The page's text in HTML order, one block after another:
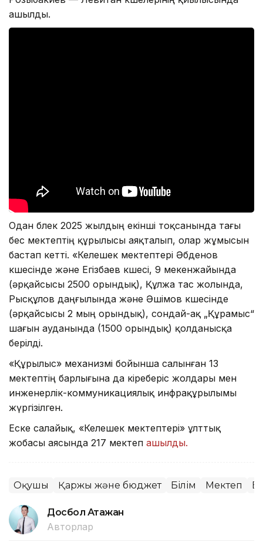
ашылды.
Одан бөлек 2025 жылдың екінші тоқсанында тағы
бес мектептің құрылысы аяқталып, олар жұмысын
бастап кетті. «Келешек мектептері Әбденов
көшесінде және Егізбаев көшесі, 9 мекенжайында
(әрқайсысы 2500 орындық), Құлжа тас жолында,
Рысқұлов даңғылында және Әшімов көшесінде
(әрқайсысы 2 мың орындық), сондай-ақ „Құрамыс“
шағын ауданында (1500 орындық) қолданысқа
берілді.
«Құрылыс» механизмі бойынша салынған 13
мектептің барлығына да кіреберіс жолдары мен
инженерлік-коммуникациялық инфрақұрылымы
жүргізілген.
Еске салайық, «Келешек мектептері» ұлттық
жобасы аясында 217 мектеп ашылды.
Оқушы Қаржы және бюджет Білім Мектеп
Досбол Атажан
Авторлар